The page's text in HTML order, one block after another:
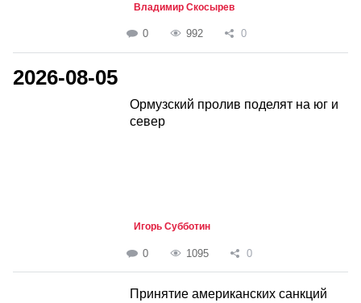
Владимир Скосырев
0 992 0
2026-08-05
Ормузский пролив поделят на юг и
север
Игорь Субботин
0 1095 0
Принятие американских санкций